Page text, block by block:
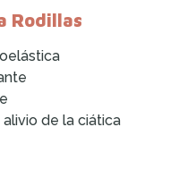
Rodillas
de la ciática